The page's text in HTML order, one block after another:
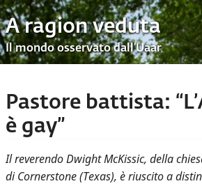
A ragion veduta
Il mondo osservato dall’Uaar
Pastore battista:
è gay”
Il reverendo Dwight McKissic, della
di Cornerstone (Texas), è riuscito a